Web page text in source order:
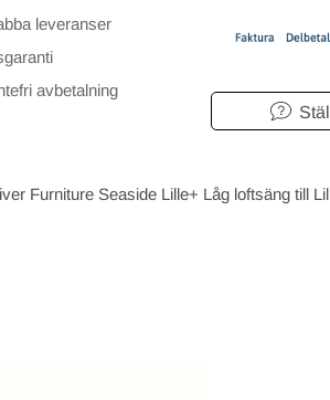
leveranser
avbetalning
Furniture Seaside Lille+ Låg loftsäng till